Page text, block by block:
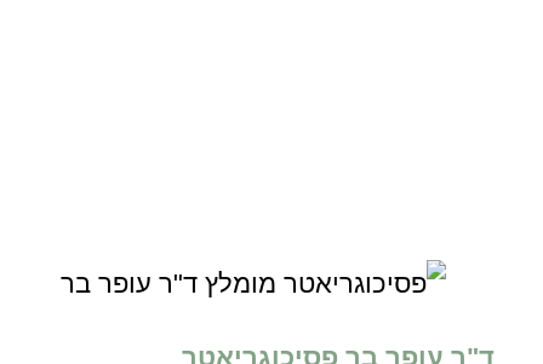
ד"ר עופר בר פסיכוגריאטר